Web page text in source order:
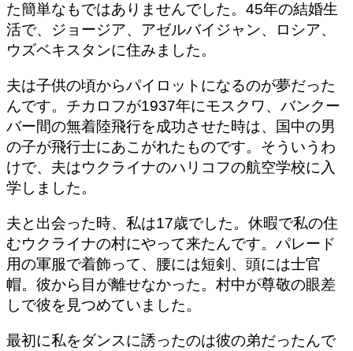
た簡単なもではありませんでした。45年の結婚生
活で、ジョージア、アゼルバイジャン、ロシア、
ウズベキスタンに住みました。
夫は子供の頃からパイロットになるのが夢だった
んです。チカロフが1937年にモスクワ、バンクー
バー間の無着陸飛行を成功させた時は、国中の男
の子が飛行士にあこがれたものです。そういうわ
けで、夫はウクライナのハリコフの航空学校に入
学しました。
夫と出会った時、私は17歳でした。休暇で私の住
むウクライナの村にやって来たんです。パレード
用の軍服で着飾って、腰には短剣、頭には士官
帽。彼から目が離せなかった。村中が尊敬の眼差
しで彼を見つめていました。
最初に私をダンスに誘ったのは彼の弟だったんで